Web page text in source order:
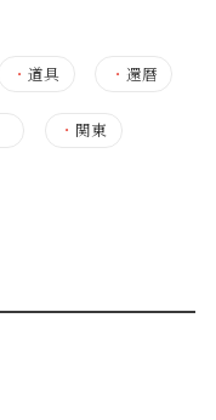
・道具 ・ 還暦
・ 関東